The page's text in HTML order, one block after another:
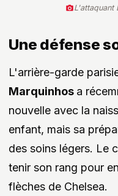
L'attaquant
Une défense
L'arrière-garde
Marquinhos a
nouvelle avec la
enfant, mais sa
des soins légers. Le
tenir son rang pour
flèches de Chelsea.